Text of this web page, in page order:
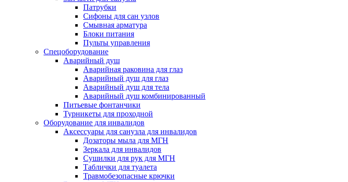
Патрубки
Сифоны для сан узлов
Смывная арматура
Блоки питания
Пульты управления
Спецоборудование
Аварийный душ
Аварийная раковина для глаз
Аварийный душ для глаз
Аварийный душ для тела
Аварийный душ комбинированный
Питьевые фонтанчики
Турникеты для проходной
Оборудование для инвалидов
Аксессуары для санузла для инвалидов
Дозаторы мыла для МГН
Зеркала для инвалидов
Сушилки для рук для МГН
Таблички для туалета
Травмобезопасные крючки